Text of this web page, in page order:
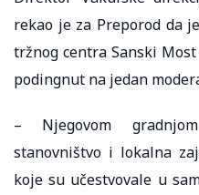
rekao je za Preporod da
tržnog centra Sanski
podingnut na jedan
– Njegovom
stanovništvo i lokalna
koje su učestvovale u